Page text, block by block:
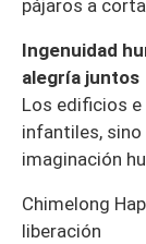
pájaros a
Ingenuidad
alegría juntos
Los edificios
infantiles,
imaginación
Chimelong
liberación